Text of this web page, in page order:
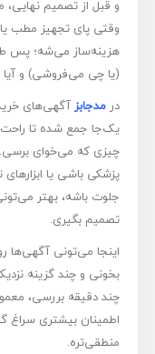
و قبل از تصمیم
وقتی پای تجهیز مطب
هزینه‌ساز می‌شه؛ پس
(یا چی می‌فروشی) و آیا
درمدجابز آگهی‌های
یک‌جا جمع شده تا
چیزی که می‌خوای
پزشکی باشی یا
جلوت باشه، بهتر
تصمیم بگیری.
اینجا می‌تونی آگهی‌ها
بخونی و چند گزینه
چند دقیقه بررسی،
اطمینان بیشتری سراغ
منطقی‌تره.